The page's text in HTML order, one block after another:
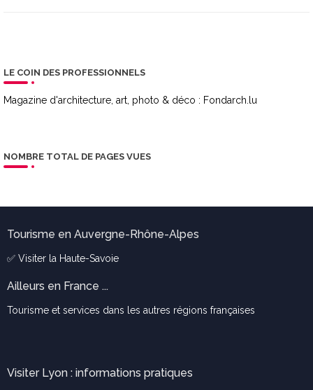
LE COIN DES PROFESSIONNELS
Magazine d'architecture, art, photo & déco : Fondarch.lu
NOMBRE TOTAL DE PAGES VUES
Tourisme en Auvergne-Rhône-Alpes
✅ Visiter la Haute-Savoie
Ailleurs en France ...
Tourisme et services dans les autres régions françaises
Visiter Lyon : informations pratiques